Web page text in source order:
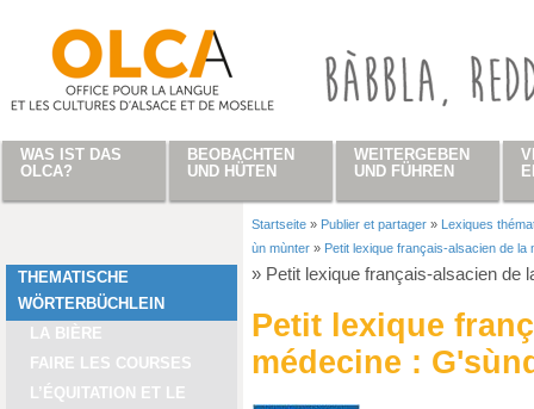
THEMATISCHE
WÖRTERBÜCHLEIN
LA BIÈRE
FAIRE LES COURSES
L’ÉQUITATION ET LE
Sie sind hier
Startseite » Publier et partager » Lexiques
ùn mùnter » Petit lexique français-alsacien de
» Petit lexique français-alsacien de
Petit lexique
médecine :
WAS IST DAS
OLCA?
BEOBACHTEN
UND HÜTEN
WEITERGEBEN
UND FÜHREN